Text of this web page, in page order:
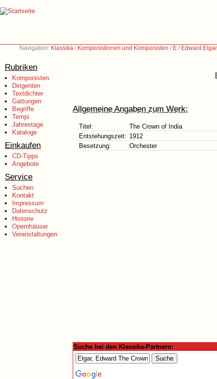
Navigation: Klassika / Komponistinnen und Komponisten / E / Edward
Rubriken
Komponisten
Dirigenten
Textdichter
Gattungen
Begriffe
Tempi
Jahrestage
Kataloge
Einkaufen
CD-Tipps
Angebote
Service
Suchen
Kontakt
Impressum
Datenschutz
Historie
Opernhäuser
Veranstaltungen
Allgemeine Angaben zum Werk:
Titel:
The Crown of India
Entstehungszeit: 1912
Besetzung:
Orchester
Suche bei den Klassika-Partnern: